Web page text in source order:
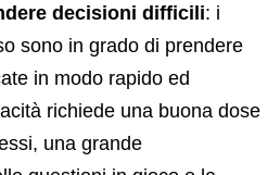
decisioni difficili: i
sono in grado di prendere
in modo rapido ed
richiede una buona dose
una grande